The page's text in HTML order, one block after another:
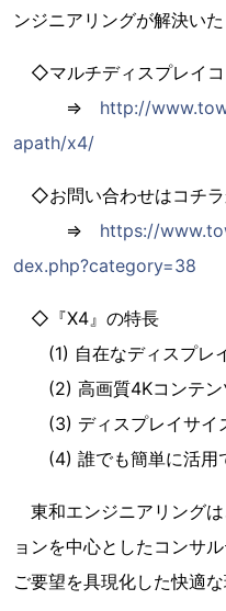
ンジニアリングが解決いた
◇マルチディスプレイコ
⇒ http://
apath/x4/
◇お問い合わせはコチラ
⇒ https://
dex.php?category=38
◇『X4』の特長
(1) 自在なディスプレ
(2) 高画質4Kコンテン
(3) ディスプレイサイ
(4) 誰でも簡単に活用
東和エンジニアリング
ョンを中心としたコンサ
ご要望を具現化した快適